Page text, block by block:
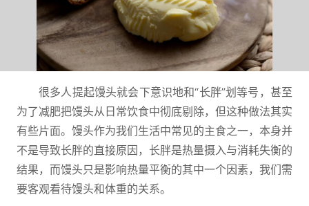
很多人提起馒头就会下意识地和“长胖”划等号，甚至
为了减肥把馒头从日常饮食中彻底剔除，但这种做法其实
有些片面。馒头作为我们生活中常见的主食之一，本身并
不是导致长胖的直接原因，长胖是热量摄入与消耗失衡的
结果，而馒头只是影响热量平衡的其中一个因素，我们需
要客观看待馒头和体重的关系。